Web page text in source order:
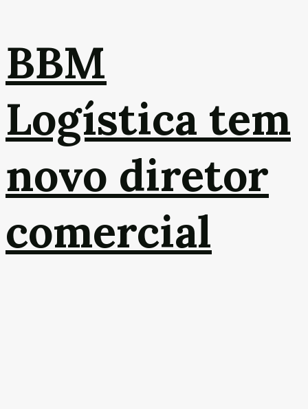
BBM
Logística tem
novo diretor
comercial